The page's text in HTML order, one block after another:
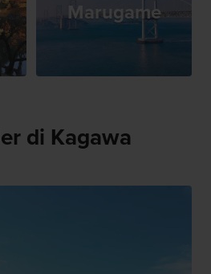
Marugame
di Kagawa